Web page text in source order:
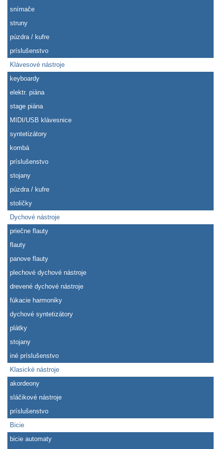
snímače
struny
púzdra / kufre
príslušenstvo
Klávesové nástroje
keyboardy
elektr. piána
stage piána
MIDI/USB klávesnice
syntetizátory
kombá
príslušenstvo
stojany
púzdra / kufre
stoličky
Dychové nástroje
priečne flauty
flauty
panove flauty
plechové dychové nástroje
drevené dychové nástroje
fúkacie harmoniky
dychové syntetizátory
plátky
stojany
iné príslušenstvo
Klasické nástroje
akordeony
sláčikové nástroje
príslušenstvo
Bicie
bicie automaty